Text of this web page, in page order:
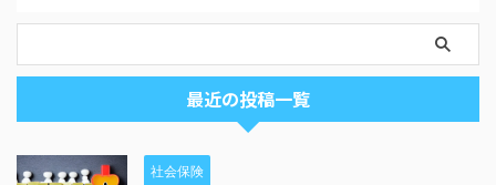
最近の投稿一覧
社会保険